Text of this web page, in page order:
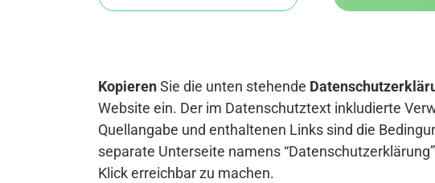
KopierenSie die unten stehende
Website ein. Der im Datenschutztext inkludierte
Quellangabe und enthaltenen Links sind die
separate Unterseite namens
Klick erreichbar zu machen.